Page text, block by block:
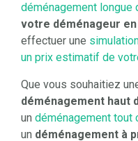
déménagement longue
votre déménageur en
effectuer une
un prix estimatif de
Que vous souhaitiez
déménagement haut
un déménagement tout
un déménagement à